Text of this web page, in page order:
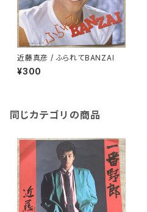
近藤真彦 / ふられてBANZAI
¥300
同じカテゴリの商品